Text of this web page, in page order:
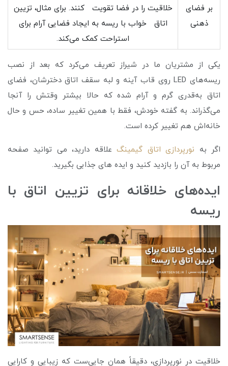
بر فضای
ذهنی
خلاقیت را در فضا تقویت کنند. برای مثال، تزیین
اتاق خواب با ریسه به ایجاد فضایی آرام برای
استراحت کمک می‌کند.
یکی از مشتریان ما در شیراز تعریف می‌کرد که بعد از نصب
ریسه‌های LED روی قاب آینه و لبه سقف اتاق دخترشان، فضای
اتاق به‌قدری گرم و آرام شده که حالا بیشتر وقتش را آنجا
می‌گذراند. به گفته خودش، فقط با همین تغییر ساده، حس و حال
خانه‌اش هم تغییر کرده است.
اگر به نورپردازی اتاق گیمینگعلاقه دارید، می توانید صفحه
مربوط به آن را بازدید کنید و ایده های جذابی بگیرید.
ایده‌های خلاقانه برای تزیین اتاق با
ریسه
خلاقیت در نورپردازی، دقیقاً همان جایی‌ست که زیبایی و کارایی